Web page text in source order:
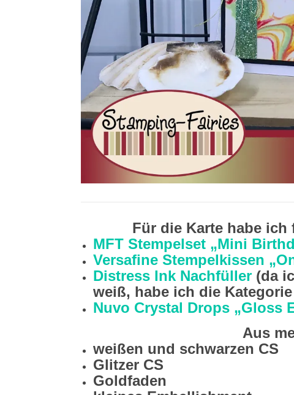
Für die Karte habe
MFT Stempelset „Mini
Versafine Stempelkissen
Distress Ink Nachfüller (da
weiß, habe ich die
Nuvo Crystal Drops „Gloss
Aus
weißen und schwarzen CS
Glitzer CS
Goldfaden